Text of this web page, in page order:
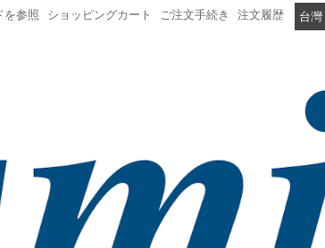
台灣
を参照 ショッピングカート ご注文手続き 注文履歴